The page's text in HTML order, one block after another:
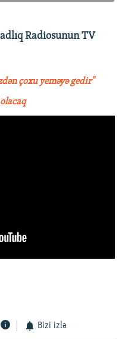
Radiosunun TV
çoxu yeməyə gedir"
Bizi izlə